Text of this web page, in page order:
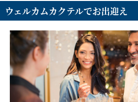
ウェルカムカクテルでお出迎え